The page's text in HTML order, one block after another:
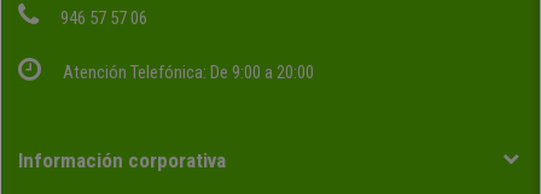
946 57 57 06
Atención Telefónica: De 9:00 a 20:00
Información corporativa